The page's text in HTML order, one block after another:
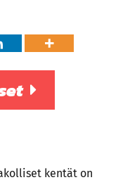
kentät on